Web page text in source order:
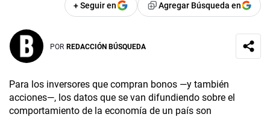
+ Seguir en Agregar Búsqueda en
POR REDACCIÓN BÚSQUEDA
Para los inversores que compran bonos —y también
acciones—, los datos que se van difundiendo sobre el
comportamiento de la economía de un país son